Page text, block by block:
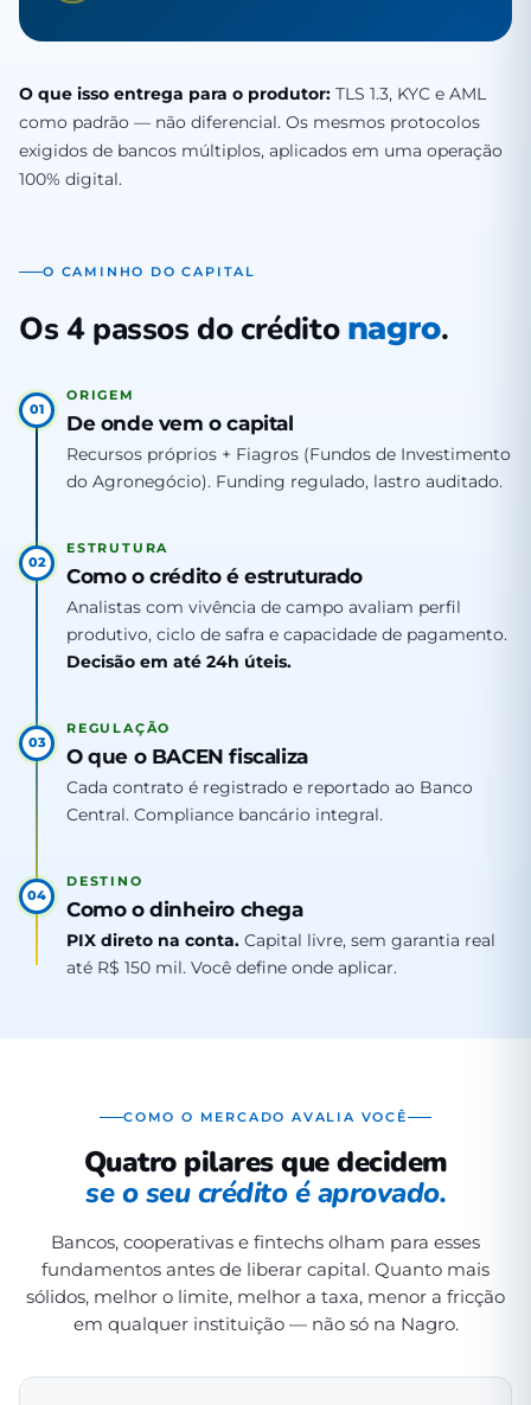
O que isso entrega para o produtor: TLS 1.3, KYC e AML
como padrão — não diferencial. Os mesmos protocolos
exigidos de bancos múltiplos, aplicados em uma operação
100% digital.
O CAMINHO DO CAPITAL
Os 4 passos do crédito nagro.
01
ORIGEM
De onde vem o capital
Recursos próprios + Fiagros (Fundos de Investimento
do Agronegócio). Funding regulado, lastro auditado.
02
ESTRUTURA
Como o crédito é estruturado
Analistas com vivência de campo avaliam perfil
produtivo, ciclo de safra e capacidade de pagamento.
Decisão em até 24h úteis.
03
REGULAÇÃO
O que o BACEN fiscaliza
Cada contrato é registrado e reportado ao Banco
Central. Compliance bancário integral.
04
DESTINO
Como o dinheiro chega
PIX direto na conta. Capital livre, sem garantia real
até R$ 150 mil. Você define onde aplicar.
COMO O MERCADO AVALIA VOCÊ
Quatro pilares que decidem
se o seu crédito é aprovado.
Bancos, cooperativas e fintechs olham para esses
fundamentos antes de liberar capital. Quanto mais
sólidos, melhor o limite, melhor a taxa, menor a fricção
em qualquer instituição — não só na Nagro.